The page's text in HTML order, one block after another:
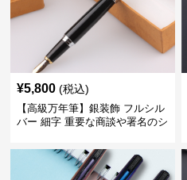
¥5,800 (税込)
【高級万年筆】銀装飾 フルシル
バー 細字 重要な商談や署名のシ
てくれる